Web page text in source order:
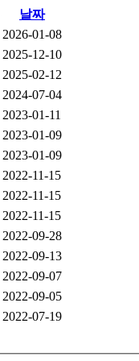
날짜
2026-01-08
2025-12-10
2025-02-12
2024-07-04
2023-01-11
2023-01-09
2023-01-09
2022-11-15
2022-11-15
2022-11-15
2022-09-28
2022-09-13
2022-09-07
2022-09-05
2022-07-19